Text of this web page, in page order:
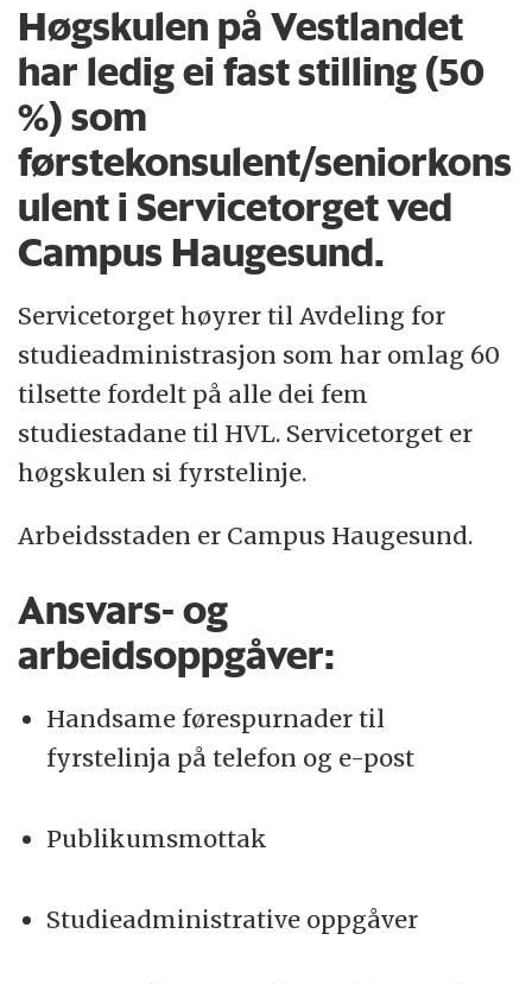
Vi har sterke og innovative fagmiljø innan
helse- og sosialvitskap, ingeniør- og
naturvitskap, økonomi, samfunnsvitskap
og maritime studier, og lærarutdanning,
kultur og idrett. HVL tilbyr bachelor-,
master- og doktorgradsutdanningar og
HVL er tett på arbeidslivet, regionen og
studentane, og har mål om å bli eit
universitet med profesjons- og
arbeidslivsretta profil.
Høgskulen på Vestlandet
har ledig ei fast stilling (50
%) som
førstekonsulent/seniorkons
ulent i Servicetorget ved
Campus Haugesund.
Servicetorget høyrer til Avdeling for
studieadministrasjon som har omlag 60
tilsette fordelt på alle dei fem
studiestadane til HVL. Servicetorget er
høgskulen si fyrstelinje.
Arbeidsstaden er Campus Haugesund.
Ansvars- og
arbeidsoppgåver:
Handsame førespurnader til
fyrstelinja på telefon og e-post
Publikumsmottak
Studieadministrative oppgåver